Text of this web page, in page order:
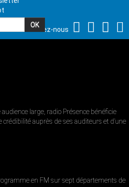
Suivez-nous
large, radio Présence bénéficie
crédibilité auprès de ses auditeurs et d’une
en FM sur sept départements de